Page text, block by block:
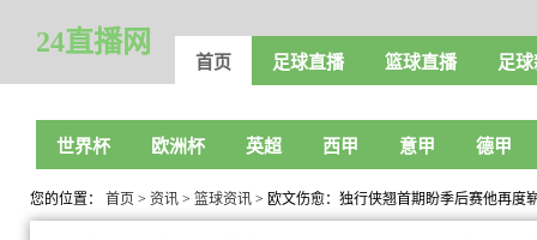
24直播网
首页 足球直播 篮球直播 足
世界杯 欧洲杯 英超 西甲 意甲 德甲
您的位置： 首页 > 资讯 > 篮球资讯 > 欧文伤愈：独行侠翘首期盼季后赛他再度